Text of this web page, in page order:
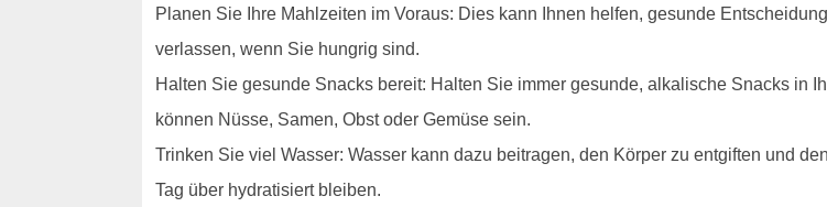
Planen Sie Ihre Mahlzeiten im Voraus: Dies kann Ihnen helfen, gesunde
verlassen, wenn Sie hungrig sind.
Halten Sie gesunde Snacks bereit: Halten Sie immer gesunde, alkalische Snacks in
können Nüsse, Samen, Obst oder Gemüse sein.
Trinken Sie viel Wasser: Wasser kann dazu beitragen, den Körper zu entgiften und
Tag über hydratisiert bleiben.